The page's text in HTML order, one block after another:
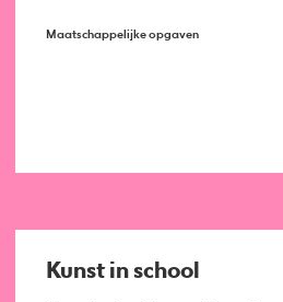
Maatschappelijke opgaven
Kunst in school